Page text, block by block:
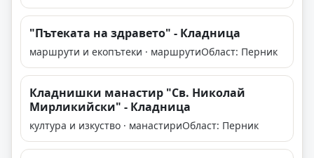
"Пътеката на здравето" - Кладница
маршрути и екопътеки · маршрутиОбласт: Перник
Кладнишки манастир "Св. Николай
Мирликийски" - Кладница
култура и изкуство · манастириОбласт: Перник